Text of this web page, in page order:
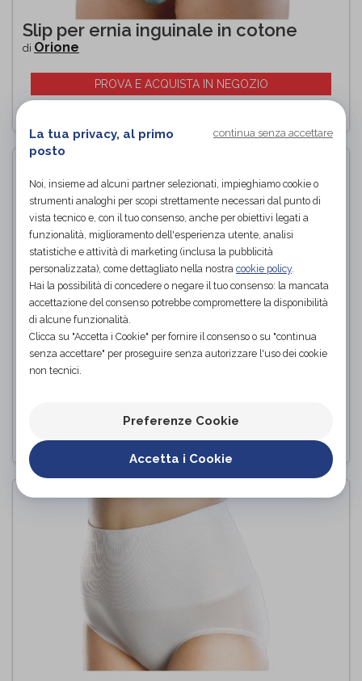
Slip per ernia inguinale in cotone
di Orione
PROVA E ACQUISTA IN NEGOZIO
Slip elastico contenitivo donna -
NUDO
La tua privacy, al primo
posto
continua senza accettare
Noi, insieme ad alcuni partner selezionati, impieghiamo cookie o
strumenti analoghi per scopi strettamente necessari dal punto di
vista tecnico e, con il tuo consenso, anche per obiettivi legati a
funzionalità, miglioramento dell'esperienza utente, analisi
statistiche e attività di marketing (inclusa la pubblicità
personalizzata), come dettagliato nella nostra cookie policy.
Hai la possibilità di concedere o negare il tuo consenso: la mancata
accettazione del consenso potrebbe compromettere la disponibilità
di alcune funzionalità.
Clicca su "Accetta i Cookie" per fornire il consenso o su "continua
senza accettare" per proseguire senza autorizzare l'uso dei cookie
non tecnici.
Preferenze Cookie
Accetta i Cookie